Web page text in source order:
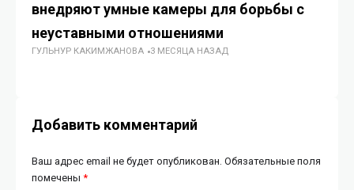
внедряют умные камеры для борьбы с
неуставными отношениями
ГУЛЬНУР КАКИМЖАНОВА 3 МЕСЯЦА НАЗАД
Добавить комментарий
Ваш адрес email не будет опубликован. Обязательные поля
помечены *